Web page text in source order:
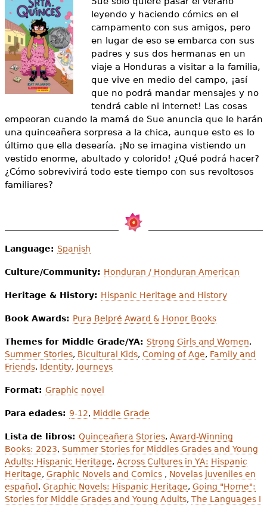
Más recursos
e
s
t
á
a
q
u
í
leyendo y haciendo cómics en el
campamento con sus amigos, pero
en lugar de eso se embarca con sus
padres y sus dos hermanas en un
viaje a Honduras a visitar a la familia,
que vive en medio del campo, ¡así
que no podrá mandar mensajes y no
tendrá cable ni internet! Las cosas
empeoran cuando la mamá de Sue anuncia que le harán
una quinceañera sorpresa a la chica, aunque esto es lo
último que ella desearía. ¡No se imagina vistiendo un
vestido enorme, abultado y colorido! ¿Qué podrá hacer?
¿Cómo sobrevivirá todo este tiempo con sus revoltosos
familiares?
Language: Spanish
Culture/Community: Honduran / Honduran American
Heritage & History: Hispanic Heritage and History
Book Awards: Pura Belpré Award & Honor Books
Themes for Middle Grade/YA: Strong Girls and Women,
Summer Stories, Bicultural Kids, Coming of Age, Family and
Friends, Identity, Journeys
Format: Graphic novel
Para edades: 9-12, Middle Grade
Lista de libros: Quinceañera Stories, Award-Winning
Books: 2023, Summer Stories for Middles Grades and Young
Adults: Hispanic Heritage, Across Cultures in YA: Hispanic
Heritage, Graphic Novels and Comics , Novelas juveniles en
español , Graphic Novels: Hispanic Heritage, Going "Home":
Stories for Middle Grades and Young Adults, The Languages I